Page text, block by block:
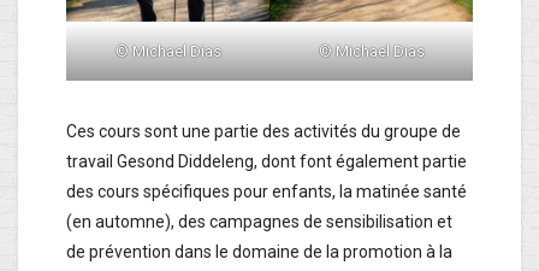
© Michael Dias © Michael Dias
Ces cours sont une partie des activités du groupe de
travail Gesond Diddeleng, dont font également partie
des cours spécifiques pour enfants, la matinée santé
(en automne), des campagnes de sensibilisation et
de prévention dans le domaine de la promotion à la